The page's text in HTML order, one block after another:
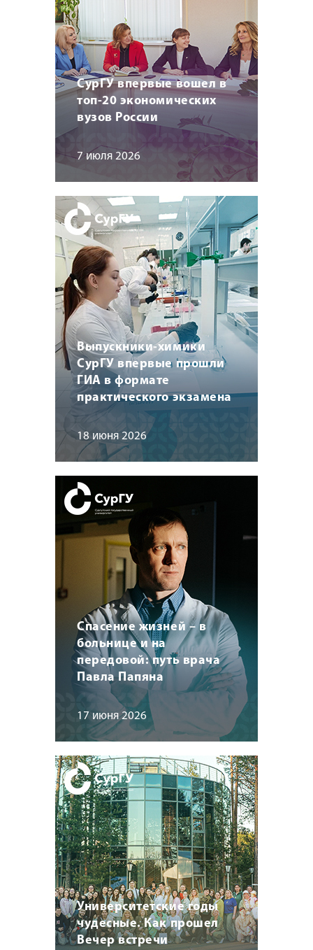
СурГУ впервые вошел в
топ-20 экономических
вузов России
7 июля 2026
Выпускники-химики
СурГУ впервые прошли
ГИА в формате
практического экзамена
18 июня 2026
Спасение жизней – в
больнице и на
передовой: путь врача
Павла Папяна
17 июня 2026
Университетские годы
чудесные. Как прошел
Вечер встречи